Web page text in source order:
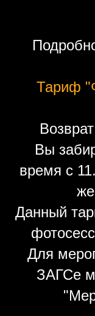
Тариф
Вы
время с
Данный
Для
ЗАГСе